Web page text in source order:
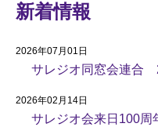
新着情報
2026年07月01日
サレジオ同窓会連合
2026年02月14日
サレジオ会来日100